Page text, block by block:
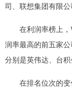
司、联想集团有限公
在利润率榜上，
润率最高的前五家
分别是英伟达、台积
在排名位次的变